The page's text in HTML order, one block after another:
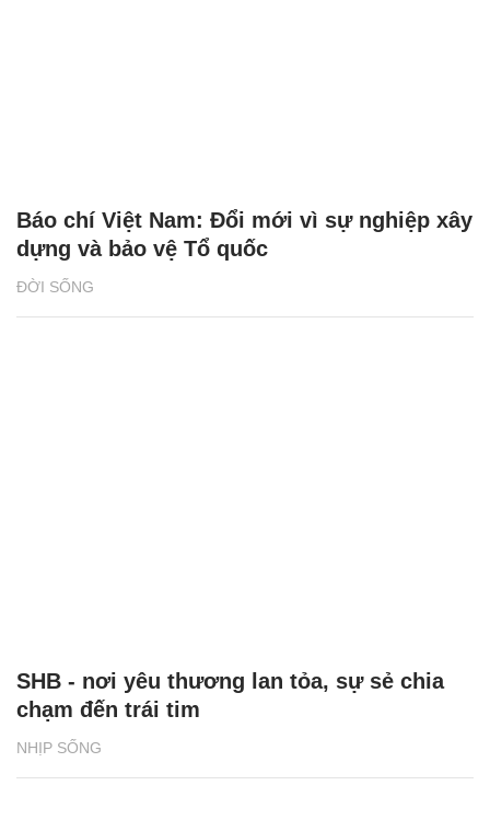
ĐỜI SỐNG
Báo chí Việt Nam: Đổi mới vì sự nghiệp xây
dựng và bảo vệ Tổ quốc
NHỊP SỐNG
SHB - nơi yêu thương lan tỏa, sự sẻ chia
chạm đến trái tim